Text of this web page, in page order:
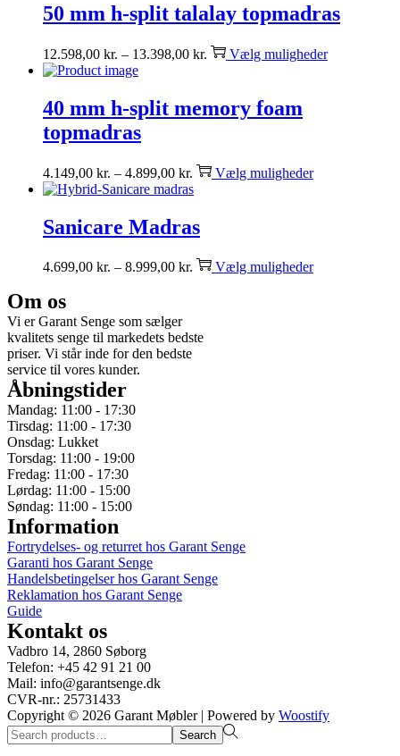
50 mm h-split talalay topmadras
12.598,00 kr. – 13.398,00 kr. Vælg muligheder
40 mm h-split memory foam
topmadras
4.149,00 kr. – 4.899,00 kr. Vælg muligheder
Sanicare Madras
4.699,00 kr. – 8.999,00 kr. Vælg muligheder
Om os
Vi er Garant Senge som sælger
kvalitets senge til markedets bedste
priser. Vi står inde for den bedste
service til vores kunder.
Åbningstider
Mandag: 11:00 - 17:30
Tirsdag: 11:00 - 17:30
Onsdag: Lukket
Torsdag: 11:00 - 19:00
Fredag: 11:00 - 17:30
Lørdag: 11:00 - 15:00
Søndag: 11:00 - 15:00
Information
Fortrydelses- og returret hos Garant Senge
Garanti hos Garant Senge
Handelsbetingelser hos Garant Senge
Reklamation hos Garant Senge
Guide
Kontakt os
Vadbro 14, 2860 Søborg
Telefon: +45 42 91 21 00
Mail: info@garantsenge.dk
CVR-nr.: 25731433
Copyright © 2026 Garant Møbler| Powered by Woostify
Search
for:>
Search